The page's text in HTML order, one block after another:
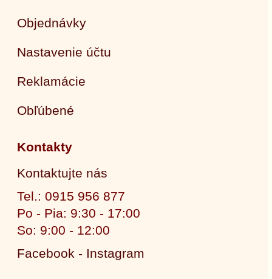
Objednávky
Nastavenie účtu
Reklamácie
Obľúbené
Kontakty
Kontaktujte nás
Tel.: 0915 956 877
Po - Pia: 9:30 - 17:00
So: 9:00 - 12:00
Facebook - Instagram